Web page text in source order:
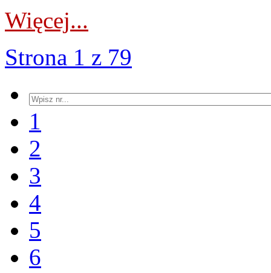
Więcej...
Strona 1 z 79
1
2
3
4
5
6